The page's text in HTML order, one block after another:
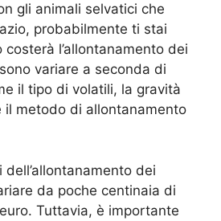
gli animali selvatici che
probabilmente ti stai
l’allontanamento dei
variare a seconda di
il tipo di volatili, la gravità
il metodo di allontanamento
dei
da poche centinaia di
Tuttavia, è importante